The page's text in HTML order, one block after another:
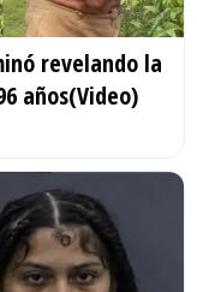
revelando la
años(Video)